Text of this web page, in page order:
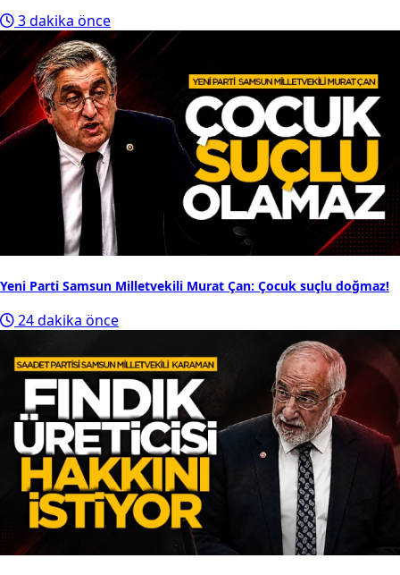
3 dakika önce
Yeni Parti Samsun Milletvekili Murat Çan: Çocuk suçlu doğmaz!
24 dakika önce